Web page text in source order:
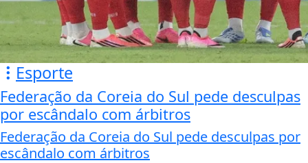
Esporte
Federação da Coreia do Sul pede desculpas
por escândalo com árbitros
Federação da Coreia do Sul pede desculpas por
escândalo com árbitros